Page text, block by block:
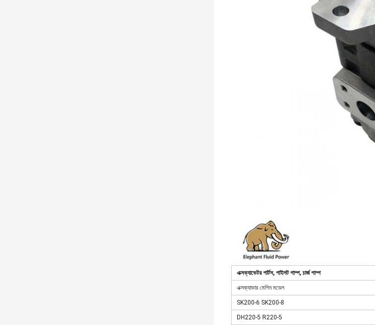
এক্সক্যাভেটর পার্টস, পাইলট পাম্প, চার্জ পাম্প
এক্সক্যাভার মেশিন মডেল
SK200-6 SK200-8
DH220-5 R220-5